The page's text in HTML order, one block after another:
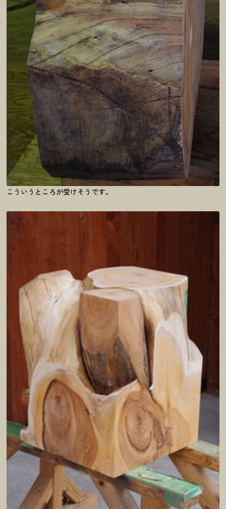
こういうところが受けそうです。